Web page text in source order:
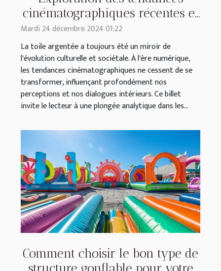
cinématographiques récentes et
leur impact culturel
Mardi 24 décembre 2024 01:22
La toile argentée a toujours été un miroir de
l'évolution culturelle et sociétale. À l'ère numérique,
les tendances cinématographiques ne cessent de se
transformer, influençant profondément nos
perceptions et nos dialogues intérieurs. Ce billet
invite le lecteur à une plongée analytique dans les...
Comment choisir le bon type de
structure gonflable pour votre